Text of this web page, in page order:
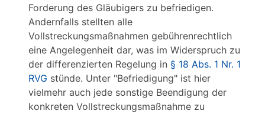
Forderung des Gläubigers zu befriedigen.
Andernfalls stellten alle
Vollstreckungsmaßnahmen gebührenrechtlich
eine Angelegenheit dar, was im Widerspruch zu
der differenzierten Regelung in § 18 Abs. 1 Nr. 1
RVG stünde. Unter "Befriedigung" ist hier
vielmehr auch jede sonstige Beendigung der
konkreten Vollstreckungsmaßnahme zu